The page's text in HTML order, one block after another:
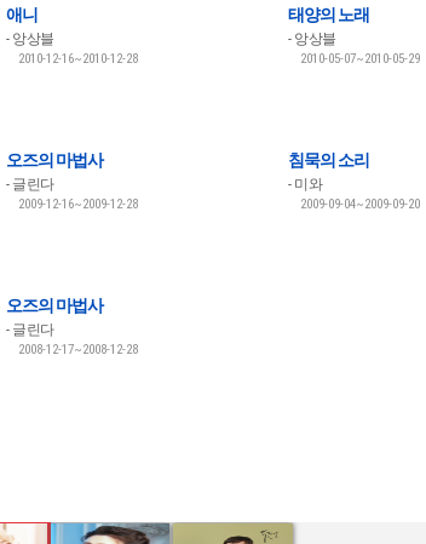
애니
앙상블
2010-12-16~2010-12-28
태양의 노래
앙상블
2010-05-07~2010-05-29
오즈의 마법사
글린다
2009-12-16~2009-12-28
침묵의 소리
미와
2009-09-04~2009-09-20
오즈의 마법사
글린다
2008-12-17~2008-12-28